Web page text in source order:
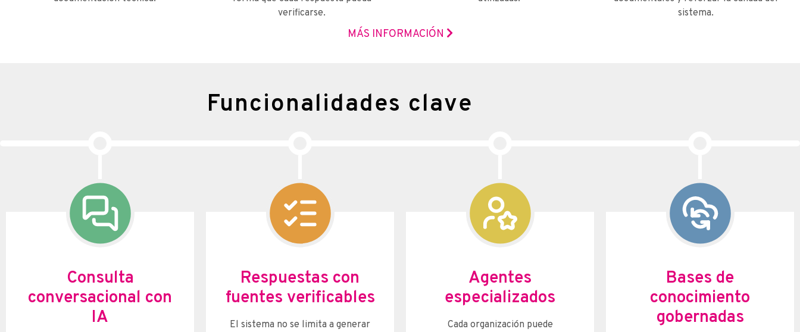
verificarse.
sistema.
MÁS INFORMACIÓN
Funcionalidades clave
Consulta
conversacional con
IA
Respuestas con
fuentes verificables
El sistema no se limita a generar
Agentes
especializados
Cada organización puede
Bases de
conocimiento
gobernadas